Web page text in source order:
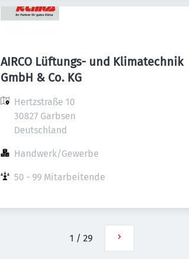
AIRCO Lüftungs- und Klimatechnik
GmbH & Co. KG
Hertzstraße 10
30827 Garbsen
Deutschland
Handwerk/Gewerbe
50 - 99 Mitarbeitende
1 / 29